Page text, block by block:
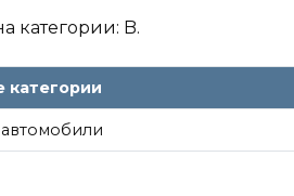
категории: B.
категории